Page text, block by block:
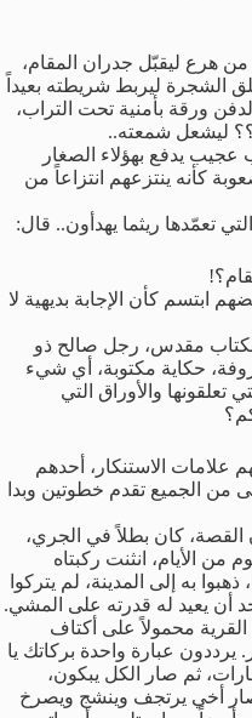
هرع ليقبّل جدران المقام،
الشجرة ليربط شريطته بعيداً
ورقة بأمنية تحت التراب،
ليشعل شمعته..
يدفع بهؤلاء الصغار
كأنه ينتزعهم انتزاعاً من
تعمّدها ريثما يهدأون.. قال:
ابتسم كأن الإجابة بديهية لا
مقدس، رجل صالح ذو
حكاية مكتوبة، أي شيء
والأوراق التي
علامات الاستنكار، أحدهم
من الجميع تقدم خطوتين وبدا
القصة، كان بطلاً في الجري،
الأيام، انثنت ركبتاه
به إلى المدينة، لم يتركوا
أن يعيد له قدرته على المشي.
محمولاً على أكتاف
يرددون عبارة واحدة بركاتك يا
ثم صار الكل يبكون،
صار أخي يرتجف وينشج ويصرخ